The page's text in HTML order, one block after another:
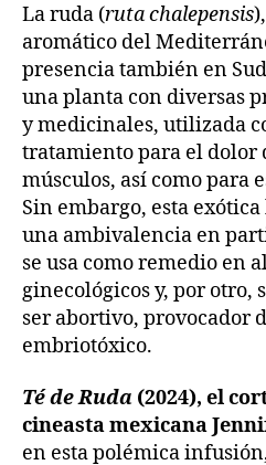
La ruda (ruta chalepensis
aromático del
presencia también en
una planta con diversas
y medicinales, utilizada
tratamiento para el dolor
músculos, así como para
Sin embargo, esta
una ambivalencia en
se usa como remedio en
ginecológicos y, por otro,
ser abortivo, provocador
embriotóxico.
Té de Ruda (2024), el
cineasta mexicana
en esta polémica